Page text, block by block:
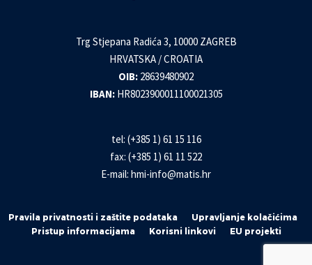
Trg Stjepana Radića 3, 10000 ZAGREB
HRVATSKA / CROATIA
OIB: 28639480902
IBAN: HR8023900011100021305
tel: (+385 1) 61 15 116
fax: (+385 1) 61 11 522
E-mail: hmi-info@matis.hr
Pravila privatnosti i zaštite podataka
Upravljanje kolačićima
Pristup informacijama
Korisni linkovi EU projekti